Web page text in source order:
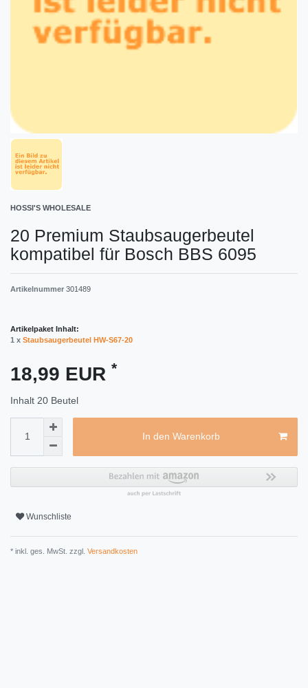
HOSSI'S WHOLESALE
20 Premium Staubsaugerbeutel
kompatibel für Bosch BBS 6095
Artikelnummer 301489
Artikelpaket Inhalt:
1 x Staubsaugerbeutel HW-S67-20
18,99 EUR *
Inhalt 20 Beutel
In den Warenkorb
Wunschliste
* inkl. ges. MwSt. zzgl. Versandkosten